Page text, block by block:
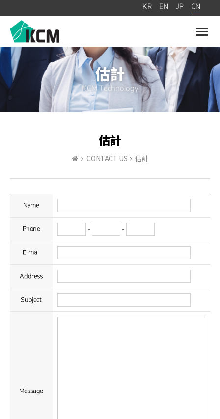
KR EN JP CN
估計
KCM Technology
估計
CONTACT US 估計
Name
Phone - -
E-mail
Address
Subject
Message